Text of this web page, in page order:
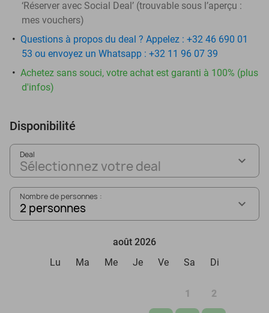
‘Réserver avec Social Deal’ (trouvable sous l’aperçu :
mes vouchers)
Questions à propos du deal ? Appelez : +32 46 690 01
53 ou envoyez un Whatsapp : +32 11 96 07 39
Achetez sans souci, votre achat est garanti à 100% (plus
d'infos)
Disponibilité
Deal
Sélectionnez votre deal
Nombre de personnes :
2 personnes
août 2026
Lu
Ma Me Je Ve Sa Di
1 2